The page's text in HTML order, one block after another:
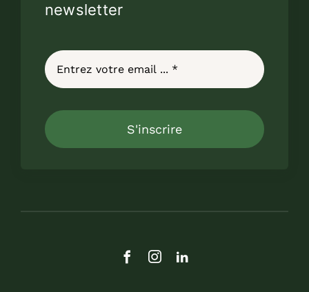
newsletter
S'inscrire